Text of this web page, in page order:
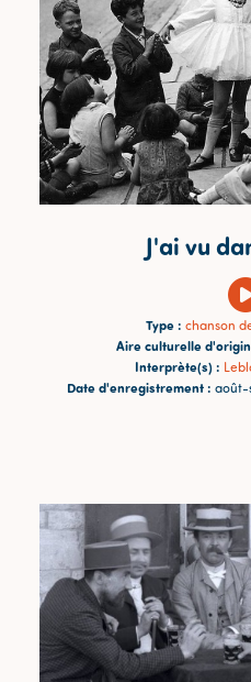
J'ai vu
Type : chanson
Aire culturelle
Interprète(s) :
Date d'enregistrement : août-